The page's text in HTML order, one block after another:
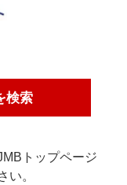
検索
トップページ
い。